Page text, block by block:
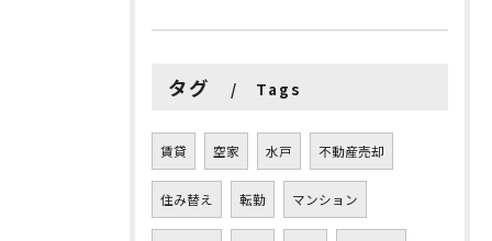
タグ Tags
賃貸 空家 水戸 不動産売却
住み替え 転勤 マンション